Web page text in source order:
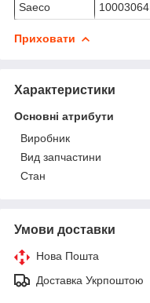
Saeco
10003064
Приховати
Характеристики
Основні атрибути
Виробник
Вид запчастини
Стан
Умови доставки
Нова Пошта
Доставка Укрпоштою